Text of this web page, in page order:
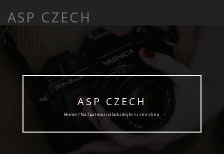
ASP CZECH
ASP CZECH
Home / Na špatnou náladu dejte si zmrzlinu